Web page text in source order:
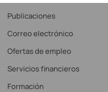
Publicaciones
Correo electrónico
Ofertas de empleo
Servicios financieros
Formación